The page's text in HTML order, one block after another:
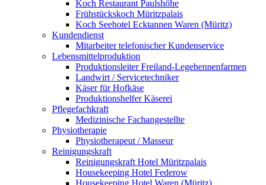
Koch Restaurant Paulshöhe
Frühstückskoch Müritzpalais
Koch Seehotel Ecktannen Waren (Müritz)
Kundendienst
Mitarbeiter telefonischer Kundenservice
Lebensmittelproduktion
Produktionsleiter Freiland-Legehennenfarmen
Landwirt / Servicetechniker
Käser für Hofkäse
Produktionshelfer Käserei
Pflegefachkraft
Medizinische Fachangestellte
Physiotherapie
Physiotherapeut / Masseur
Reinigungskraft
Reinigungskraft Hotel Müritzpalais
Housekeeping Hotel Federow
Housekeeping Hotel Waren (Müritz)